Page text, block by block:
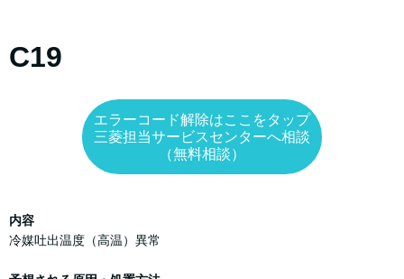
C19
エラーコード解除はここをタップ
三菱担当サービスセンターへ相談
（無料相談）
内容
冷媒吐出温度（高温）異常